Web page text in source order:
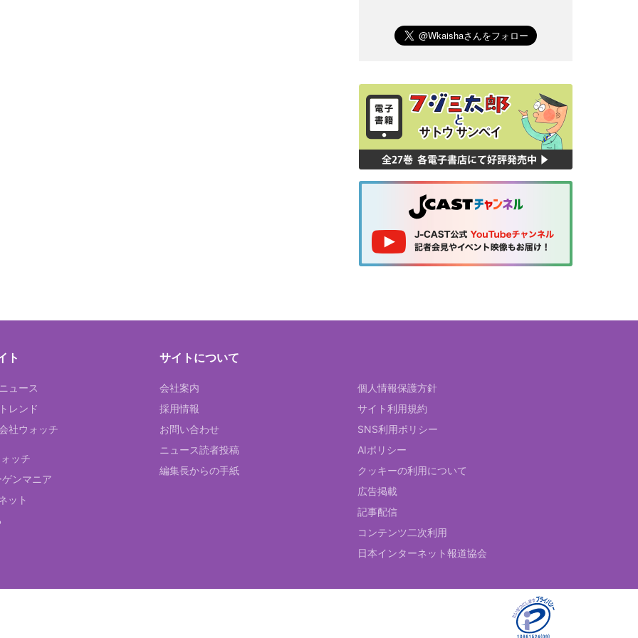
ト
ュース
レンド
社ウォッチ
ッチ
ンマニア
ット
サイトについて
会社案内
採用情報
お問い合わせ
ニュース読者投稿
編集長からの手紙
個人情報保護方針
サイト利用規約
SNS利用ポリシー
AIポリシー
クッキーの利用について
広告掲載
記事配信
コンテンツ二次利用
日本インターネット報道協会